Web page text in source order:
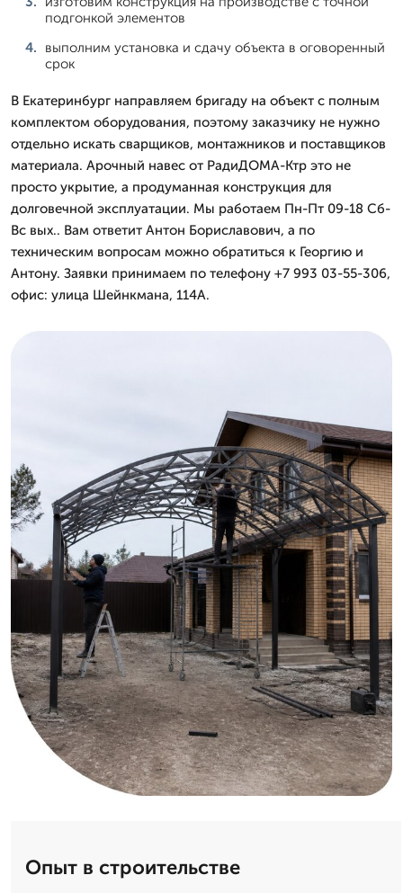
подгонкой элементов
выполним установка и сдачу объекта в оговоренный
срок
В Екатеринбург направляем бригаду на объект с полным
комплектом оборудования, поэтому заказчику не нужно
отдельно искать сварщиков, монтажников и поставщиков
материала. Арочный навес от РадиДОМА-Ктр это не
просто укрытие, а продуманная конструкция для
долговечной эксплуатации. Мы работаем Пн-Пт 09-18 Сб-
Вс вых.. Вам ответит Антон Бориславович, а по
техническим вопросам можно обратиться к Георгию и
Антону. Заявки принимаем по телефону +7 993 03-55-306,
офис: улица Шейнкмана, 114А.
Опыт в строительстве